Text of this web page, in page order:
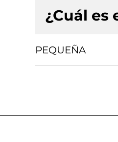
¿Cuál es
PEQUEÑA